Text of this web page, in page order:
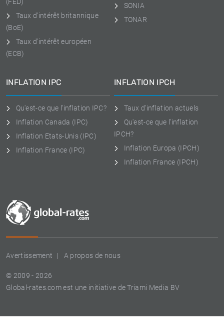
Avertissement A propos de nous
© 2009 - 2026
Global-rates.com est une initiative de Triami Media BV
Taux d'intérêt britannique
(BoE)
Taux d'intérêt européen
(ECB)
SONIA
TONAR
INFLATION IPC
Qu'est-ce que l'inflation IPC?
Inflation Canada (IPC)
Inflation Etats-Unis (IPC)
Inflation France (IPC)
INFLATION IPCH
Taux d'inflation actuels
Qu'est-ce que l'inflation
IPCH?
Inflation Europa (IPCH)
Inflation France (IPCH)